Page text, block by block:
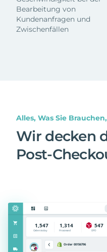
Bearbeitung von
Kundenanfragen und
Zwischenfällen
Alles, Was Sie
Wir decken
Post-